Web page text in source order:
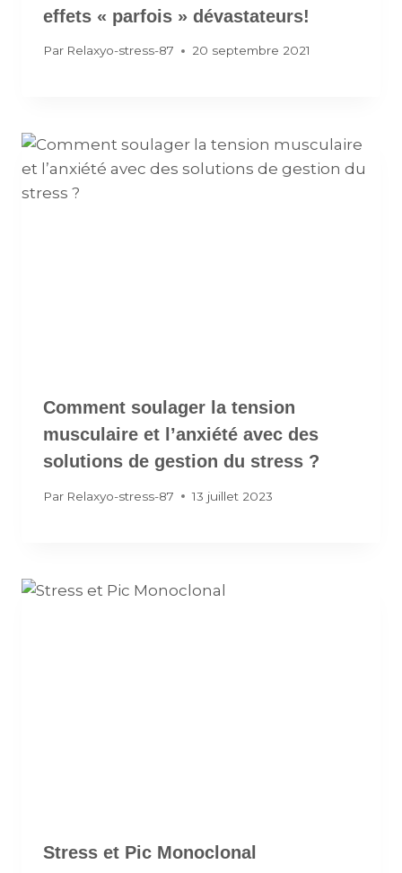
effets « parfois » dévastateurs!
Par Relaxyo-stress-87 20 septembre 2021
Comment soulager la tension
musculaire et l’anxiété avec des
solutions de gestion du stress ?
Par Relaxyo-stress-87 13 juillet 2023
Stress et Pic Monoclonal